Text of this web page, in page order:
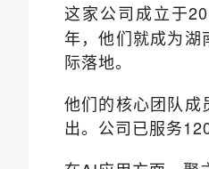
这家公司成立于
年，他们就成为
际落地。
他们的核心团队成
出。公司已服务